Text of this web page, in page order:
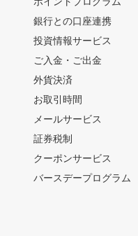
銀行との口座連携
投資情報サービス
ご入金・ご出金
外貨決済
お取引時間
メールサービス
証券税制
クーポンサービス
バースデープログラム